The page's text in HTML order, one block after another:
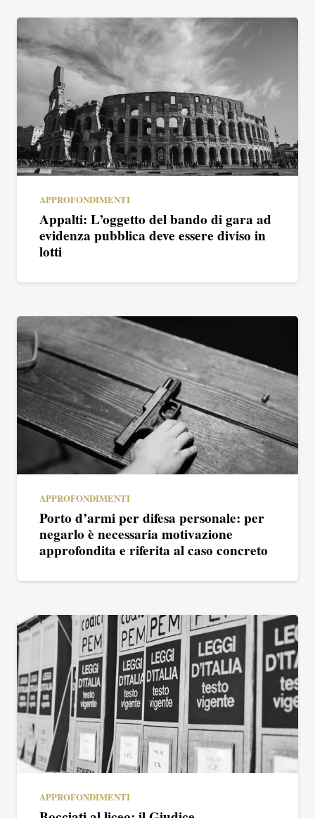
APPROFONDIMENTI
Appalti: L’oggetto del bando di gara ad
evidenza pubblica deve essere diviso in
lotti
APPROFONDIMENTI
Porto d’armi per difesa personale: per
negarlo è necessaria motivazione
approfondita e riferita al caso concreto
APPROFONDIMENTI